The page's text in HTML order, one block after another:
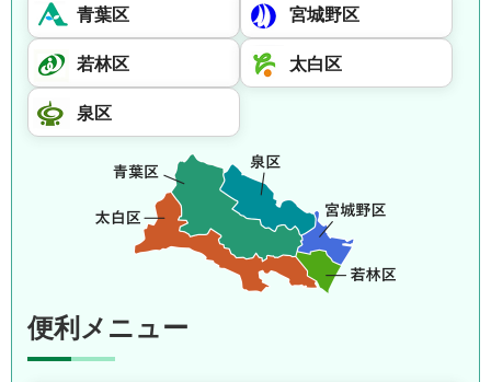
青葉区 宮城野区
若林区 太白区
泉区
便利メニュー